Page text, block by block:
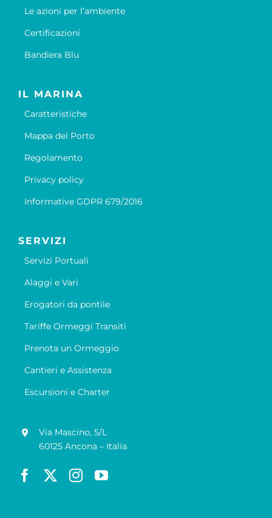
Le azioni per l’ambiente
Certificazioni
Bandiera Blu
IL MARINA
Caratteristiche
Mappa del Porto
Regolamento
Privacy policy
Informative GDPR 679/2016
SERVIZI
Servizi Portuali
Alaggi e Vari
Erogatori da pontile
Tariffe Ormeggi Transiti
Prenota un Ormeggio
Cantieri e Assistenza
Escursioni e Charter
Via Mascino, 5/L
60125 Ancona – Italia